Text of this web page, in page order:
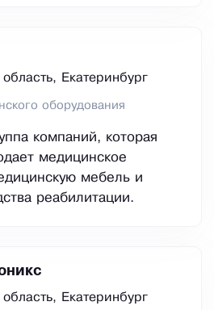
Екатеринбург
оборудования
компаний, которая
медицинское
мебель и
реабилитации.
Екатеринбург